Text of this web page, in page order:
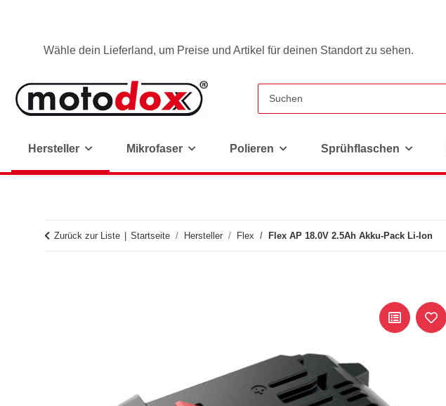
Wähle dein Lieferland, um Preise und Artikel für deinen Standort zu sehen.
Hersteller Mikrofaser Polieren Sprühflaschen
Zurück zur Liste Startseite Hersteller Flex Flex AP 18.0V 2.5Ah Akku-Pack Li-Ion